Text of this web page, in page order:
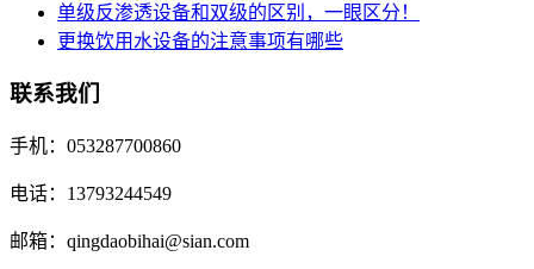
单级反渗透设备和双级的区别，一眼区分！
更换饮用水设备的注意事项有哪些
联系我们
手机：053287700860
电话：13793244549
邮箱：qingdaobihai@sian.com